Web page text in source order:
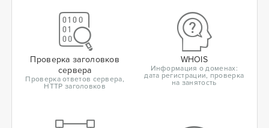
Проверка заголовков
сервера
Проверка ответов сервера,
HTTP заголовков
WHOIS
Информация о доменах:
дата регистрации, проверка
на занятость